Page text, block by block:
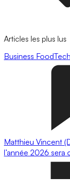
Articles les plus lus
Business FoodTech
Matthieu Vincent
l’année 2026 sera